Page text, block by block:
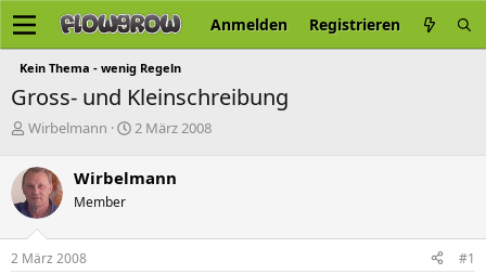
Anmelden Registrieren
Kein Thema - wenig Regeln
Gross- und Kleinschreibung
E
s
t
e
l
l
e
Wirbelmann
E
t
l
2 März 2008
Wirbelmann
Member
2 März 2008 #1